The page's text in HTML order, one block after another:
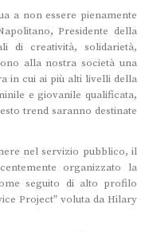
a non essere pienamente
Presidente della
di creatività, solidarietà,
alla nostra società una
in cui ai più alti livelli della
e giovanile qualificata,
trend saranno destinate
nel servizio pubblico, il
organizzato la
seguito di alto profilo
Project” voluta da Hilary